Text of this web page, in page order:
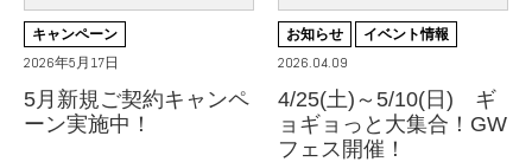
キャンペーン
2026年5月17日
5月新規ご契約キャンペ
ーン実施中！
お知らせ イベント情報
2026.04.09
4/25(土)～5/10(日) ギ
ョギョっと大集合！GW
フェス開催！